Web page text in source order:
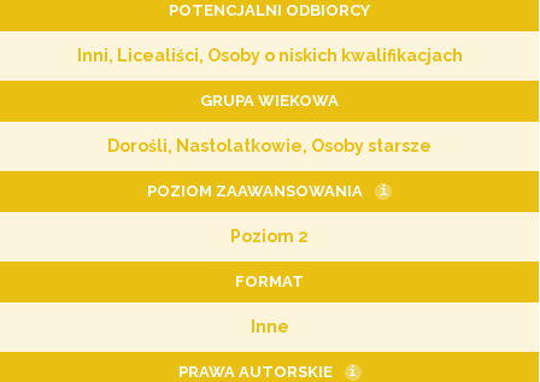
POTENCJALNI ODBIORCY
Inni, Licealiści, Osoby o niskich kwalifikacjach
GRUPA WIEKOWA
Dorośli, Nastolatkowie, Osoby starsze
POZIOM ZAAWANSOWANIA i
Poziom 2
FORMAT
Inne
PRAWA AUTORSKIE i